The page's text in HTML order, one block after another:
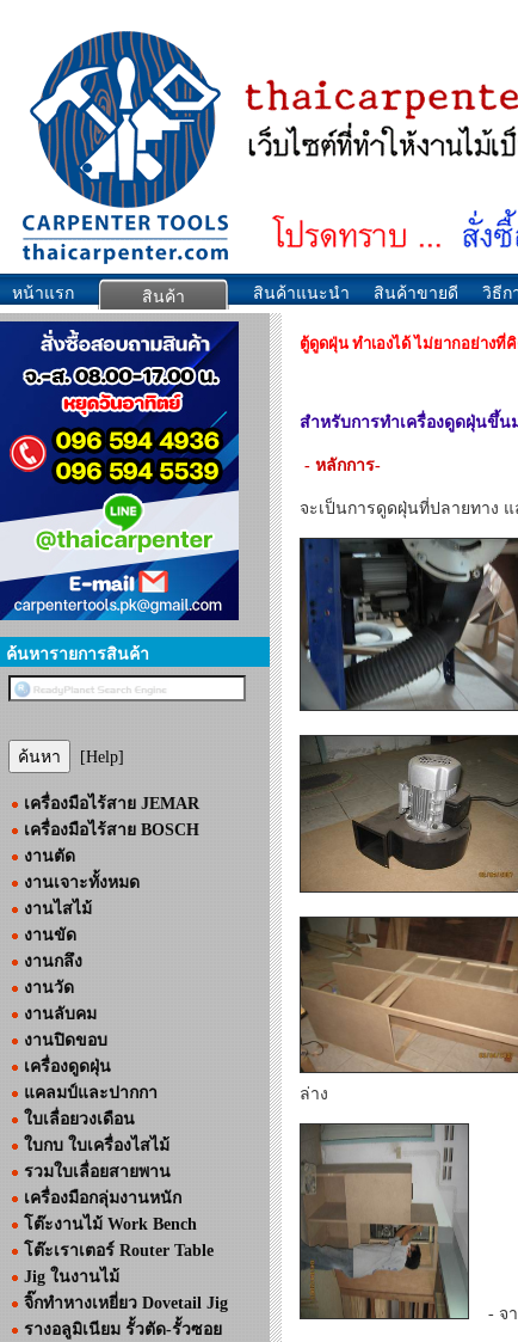
หน้าแรก สินค้า สินค้าแนะนำ สินค้าขายดี วิธีก
ค้นหารายการสินค้า
[Help]
เครื่องมือไร้สาย JEMAR
เครื่องมือไร้สาย BOSCH
งานตัด
งานเจาะทั้งหมด
งานไสไม้
งานขัด
งานกลึง
งานวัด
งานลับคม
งานปิดขอบ
เครื่องดูดฝุ่น
แคลมป์และปากกา
ใบเลื่อยวงเดือน
ใบกบ ใบเครื่องไสไม้
รวมใบเลื่อยสายพาน
เครื่องมือกลุ่มงานหนัก
โต๊ะงานไม้ Work Bench
โต๊ะเราเตอร์ Router Table
Jig ในงานไม้
จิ๊กทำหางเหยี่ยว Dovetail Jig
รางอลูมิเนียม รั้วตัด-รั้วซอย
ตู้ดูดฝุ่น ทำเองได้ ไม่ยากอย่างที่
สำหรับการทำเครื่องดูดฝุ่นขึ้
- หลักการ-
จะเป็นการดูดฝุ่นที่ปลายทาง
ล่าง
- จา